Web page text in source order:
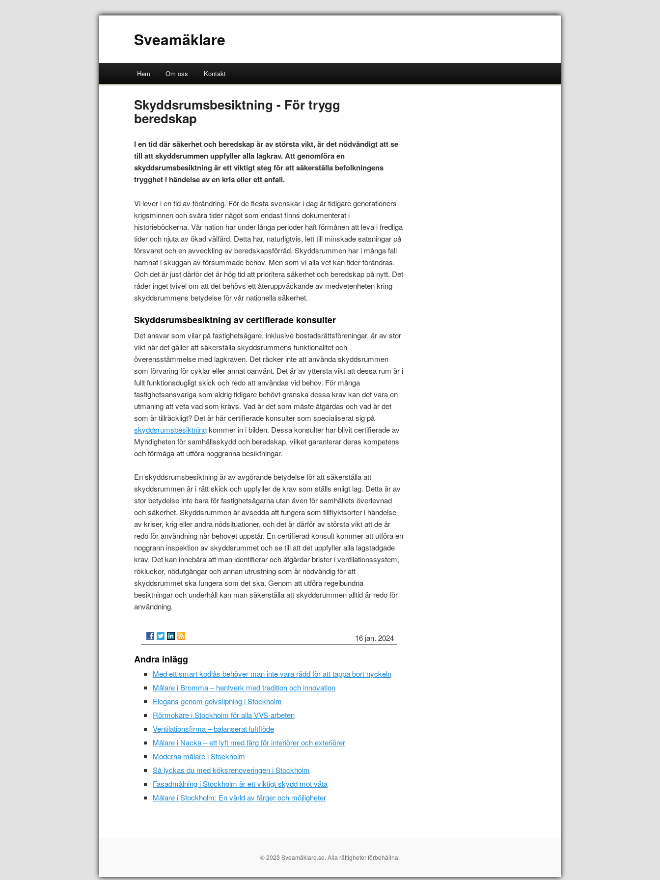
Sveamäklare
Hem Om oss Kontakt
Skyddsrumsbesiktning - För trygg
beredskap
I en tid där säkerhet och beredskap är av största vikt, är det nödvändigt att se
till att skyddsrummen uppfyller alla lagkrav. Att genomföra en
skyddsrumsbesiktning är ett viktigt steg för att säkerställa befolkningens
trygghet i händelse av en kris eller ett anfall.
Vi lever i en tid av förändring. För de flesta svenskar i dag är tidigare generationers
krigsminnen och svåra tider något som endast finns dokumenterat i
historieböckerna. Vår nation har under långa perioder haft förmånen att leva i fredliga
tider och njuta av ökad välfärd. Detta har, naturligtvis, lett till minskade satsningar på
försvaret och en avveckling av beredskapsförråd. Skyddsrummen har i många fall
hamnat i skuggan av försummade behov. Men som vi alla vet kan tider förändras.
Och det är just därför det är hög tid att prioritera säkerhet och beredskap på nytt. Det
råder inget tvivel om att det behövs ett återuppväckande av medvetenheten kring
skyddsrummens betydelse för vår nationella säkerhet.
Skyddsrumsbesiktning av certifierade konsulter
Det ansvar som vilar på fastighetsägare, inklusive bostadsrättsföreningar, är av stor
vikt när det gäller att säkerställa skyddsrummens funktionalitet och
överensstämmelse med lagkraven. Det räcker inte att använda skyddsrummen
som förvaring för cyklar eller annat oanvänt. Det är av yttersta vikt att dessa rum är i
fullt funktionsdugligt skick och redo att användas vid behov. För många
fastighetsansvariga som aldrig tidigare behövt granska dessa krav kan det vara en
utmaning att veta vad som krävs. Vad är det som måste åtgärdas och vad är det
som är tillräckligt? Det är här certifierade konsulter som specialiserat sig på
skyddsrumsbesiktningkommer in i bilden. Dessa konsulter har blivit certifierade av
Myndigheten för samhällsskydd och beredskap, vilket garanterar deras kompetens
och förmåga att utföra noggranna besiktningar.
En skyddsrumsbesiktning är av avgörande betydelse för att säkerställa att
skyddsrummen är i rätt skick och uppfyller de krav som ställs enligt lag. Detta är av
stor betydelse inte bara för fastighetsägarna utan även för samhällets överlevnad
och säkerhet. Skyddsrummen är avsedda att fungera som tillflyktsorter i händelse
av kriser, krig eller andra nödsituationer, och det är därför av största vikt att de är
redo för användning när behovet uppstår. En certifierad konsult kommer att utföra en
noggrann inspektion av skyddsrummet och se till att det uppfyller alla lagstadgade
krav. Det kan innebära att man identifierar och åtgärdar brister i ventilationssystem,
rökluckor, nödutgångar och annan utrustning som är nödvändig för att
skyddsrummet ska fungera som det ska. Genom att utföra regelbundna
besiktningar och underhåll kan man säkerställa att skyddsrummen alltid är redo för
användning.
16 jan. 2024
Andra inlägg
Med ett smart kodlås behöver man inte vara rädd för att tappa bort nyckeln
Målare i Bromma – hantverk med tradition och innovation
Elegans genom golvslipning i Stockholm
Rörmokare i Stockholm för alla VVS-arbeten
Ventilationsfirma – balanserat luftflöde
Målare i Nacka – ett lyft med färg för interiörer och exteriörer
Moderna målare i Stockholm
Så lyckas du med köksrenoveringen i Stockholm
Fasadmålning i Stockholm är ett viktigt skydd mot väta
Målare i Stockholm: En värld av färger och möjligheter
© 2023 Sveamäklare.se. Alla rättigheter förbehållna.